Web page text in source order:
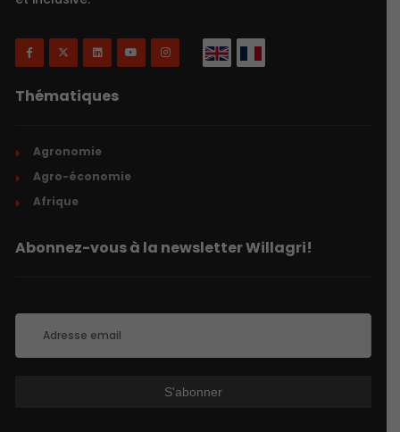
Thématiques
Agronomie
Agro-économie
Afrique
Abonnez-vous à la newsletter Willagri!